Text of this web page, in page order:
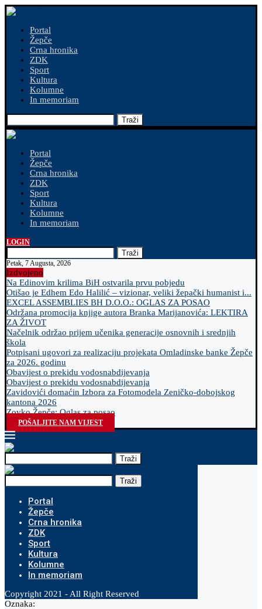
Portal
Žepče
Crna hronika
ZDK
Sport
Kultura
Kolumne
In memoriam
Traži
Portal
Žepče
Crna hronika
ZDK
Sport
Kultura
Kolumne
In memoriam
LOGIN
Traži
Petak, 7 Augusta, 2026
Izdvojeno
Na Edinovim krilima BiH ostvarila prvu pobjedu
Otišao je Edhem Edo Halilić – vizionar, veliki žepački humanist i...
EXCEL ASSEMBLIES BH D.O.O.: OGLAS ZA POSAO
Održana promocija knjige autora Branka Marijanovića: LEKTIRA
ZA ŽIVOT
Načelnik održao prijem učenika generacije osnovnih i srednjih
škola
Potpisani ugovori za realizaciju projekata Omladinske banke Žepče
za 2026. godinu
Obavijest o prekidu vodosnabdijevanja
Obavijest o prekidu vodosnabdijevanja
Zavidovići domaćin Izbora za Fotomodela Zeničko-dobojskog
kantona 2026
Zovko Žepče: Oglas za posao
POŠALJITE NAM VIJEST
Traži
Traži
Portal
Žepče
Crna hronika
ZDK
Sport
Kultura
Kolumne
In memoriam
Copyright 2021 - All Right Reserved
Oznaka: